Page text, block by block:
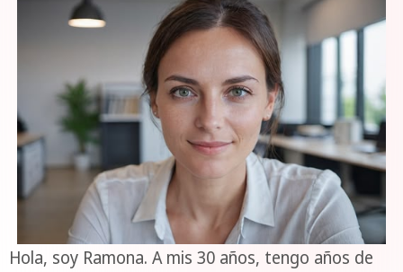
Hola, soy Ramona. A mis 30 años, tengo años de